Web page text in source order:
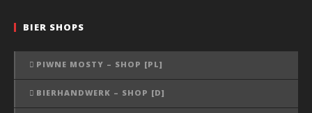
BIER SHOPS
PIWNE MOSTY – SHOP [PL]
BIERHANDWERK – SHOP [D]